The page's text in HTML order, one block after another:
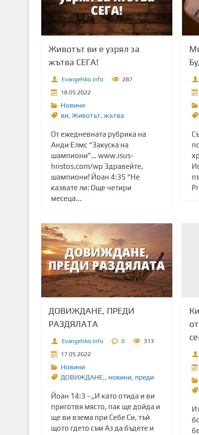
Животът ви е узрял за
жътва СЕГА!
Evangelsko.info
287
18.05.2022
Новини
ви, Животът, жътва
От ежедневната рубрика на
Анди Елмс “Закуска на
шампиони”… www.isus-
hristos.com/wp Здравейте,
шампиони! Йоан 4:35 “Не
казвате ли: Още четири
месеца...
ДОВИЖДАНЕ, ПРЕДИ
РАЗДЯЛАТА
Evangelsko.info 0
313
17.05.2022
Новини
ДОВИЖДАНЕ,
новини, преди
Йоан 14:3 –„И като отида и ви
приготвя място, пак ще дойда и
ще ви взема при Себе Си, тъй
щото гдето съм Аз да бъдете и